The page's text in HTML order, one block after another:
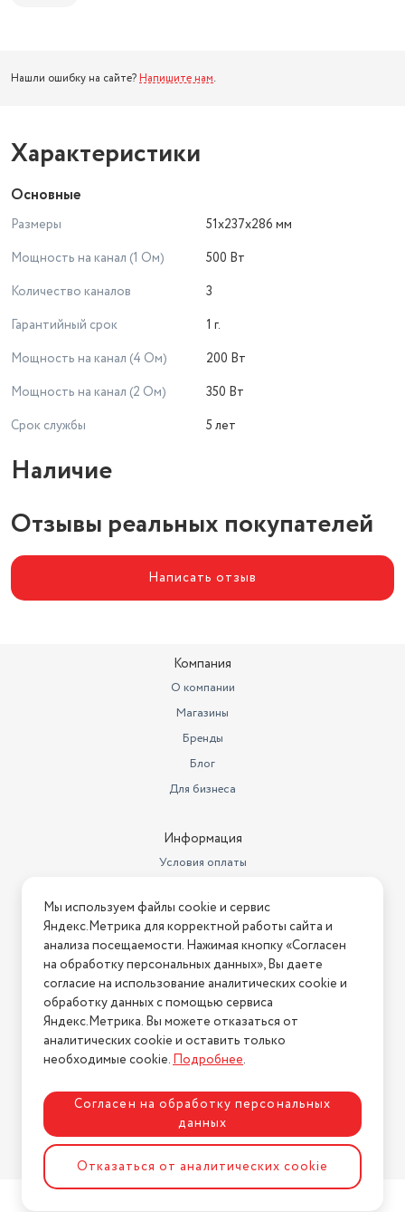
Нашли ошибку на сайте? Напишите нам.
Характеристики
Основные
Размеры
51x237x286 мм
Мощность на канал (1 Ом)
500 Вт
Количество каналов
3
Гарантийный срок
1 г.
Мощность на канал (4 Ом)
200 Вт
Мощность на канал (2 Ом)
350 Вт
Срок службы
5 лет
Наличие
Отзывы реальных покупателей
Написать отзыв
Компания
О компании
Магазины
Бренды
Блог
Для бизнеса
Информация
Условия оплаты
Условия возврата
Нашли ошибку на сайте? Напишите нам
2026 © Интернет-магазин "АстМаркет". У нас есть всё!
Политика конфиденциальности
Разработка сайтаASTDESIGN
Мы используем файлы cookie и сервис
Яндекс.Метрика для корректной работы сайта и
анализа посещаемости. Нажимая кнопку «Согласен
на обработку персональных данных», Вы даете
согласие на использование аналитических cookie и
обработку данных с помощью сервиса
Яндекс.Метрика. Вы можете отказаться от
аналитических cookie и оставить только
необходимые cookie.Подробнее.
Согласен на обработку персональных
данных
Отказаться от аналитических cookie